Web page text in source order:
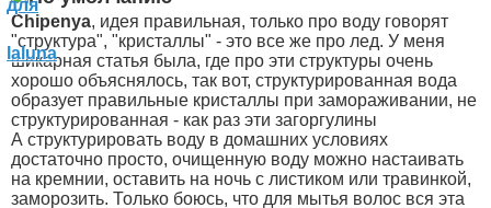
Chipenya, идея правильная, только про воду говорят
"структура", "кристаллы" - это все же про лед. У меня
шикарная статья была, где про эти структуры очень
хорошо объяснялось, так вот, структурированная вода
образует правильные кристаллы при замораживании, не
структурированная - как раз эти загоргулины
А структурировать воду в домашних условиях
достаточно просто, очищенную воду можно настаивать
на кремнии, оставить на ночь с листиком или травинкой,
заморозить. Только боюсь, что для мытья волос вся эта